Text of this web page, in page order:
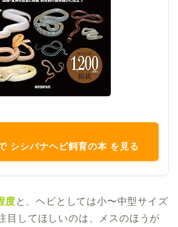
シシバナヘビ飼育の本 を見る
度と、ヘビとしては小〜中型サイズ
目してほしいのは、メスのほうが